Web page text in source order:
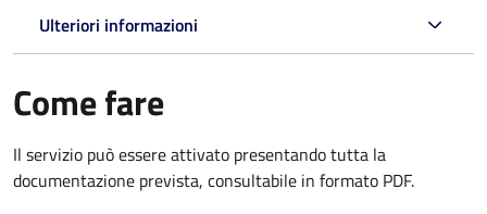
Ulteriori informazioni
Come fare
Il servizio può essere attivato presentando tutta la
documentazione prevista, consultabile in formato PDF.